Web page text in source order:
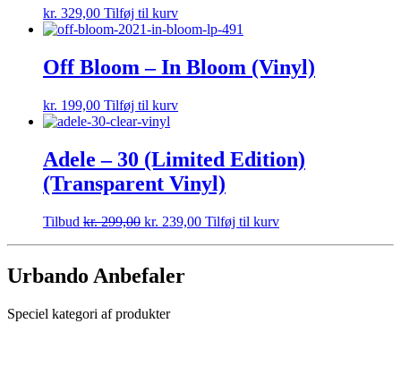
kr. 329,00 Tilføj til kurv
Off Bloom – In Bloom (Vinyl)
kr. 199,00 Tilføj til kurv
Adele – 30 (Limited Edition)
(Transparent Vinyl)
Tilbud kr.299,00 kr. 239,00 Tilføj til kurv
Urbando Anbefaler
Speciel kategori af produkter